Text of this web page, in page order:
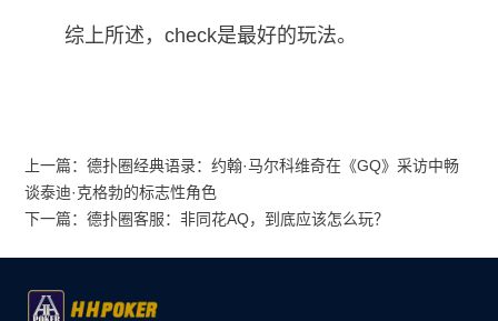
综上所述，check是最好的玩法。
上一篇：德扑圈经典语录：约翰·马尔科维奇在《GQ》采访中畅
谈泰迪·克格勃的标志性角色
下一篇：德扑圈客服：非同花AQ，到底应该怎么玩？